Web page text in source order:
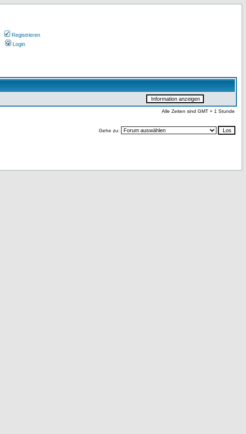
Registrieren
Login
Alle Zeiten sind GMT + 1 Stunde
Gehe zu: